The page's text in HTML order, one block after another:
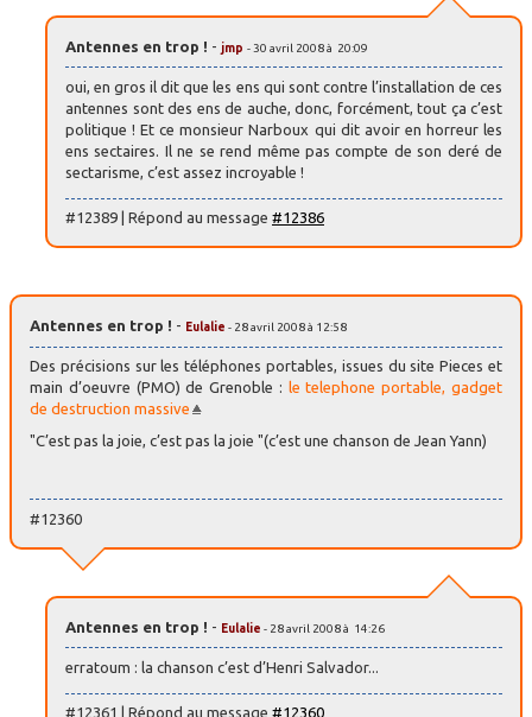
Antennes en trop ! - jmp - 30 avril 2008 à 20:09
oui, en gros il dit que les ens qui sont contre l’installation de ces
antennes sont des ens de auche, donc, forcément, tout ça c’est
politique ! Et ce monsieur Narboux qui dit avoir en horreur les
ens sectaires. Il ne se rend même pas compte de son deré de
sectarisme, c’est assez incroyable !
#12389 | Répond au message #12386
Antennes en trop ! - Eulalie - 28 avril 2008 à 12:58
Des précisions sur les téléphones portables, issues du site Pieces et
main d’oeuvre (PMO) de Grenoble : le telephone portable, gadget
de destruction massive
"C’est pas la joie, c’est pas la joie "(c’est une chanson de Jean Yann)
#12360
Antennes en trop ! - Eulalie - 28 avril 2008 à 14:26
erratoum : la chanson c’est d’Henri Salvador...
#12361 | Répond au message #12360